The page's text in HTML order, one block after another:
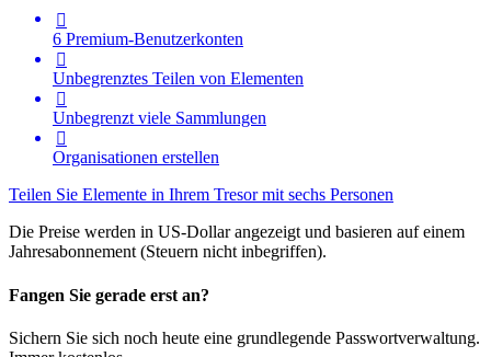

6 Premium-Benutzerkonten

Unbegrenztes Teilen von Elementen

Unbegrenzt viele Sammlungen

Organisationen erstellen
Teilen Sie Elemente in Ihrem Tresor mit sechs Personen
Die Preise werden in US-Dollar angezeigt und basieren auf einem
Jahresabonnement (Steuern nicht inbegriffen).
Fangen Sie gerade erst an?
Sichern Sie sich noch heute eine grundlegende Passwortverwaltung.